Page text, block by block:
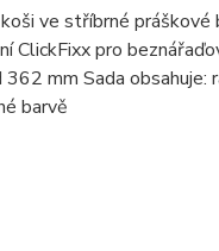
ve stříbrné
ClickFixx pro
mm Sada obsahuje:
barvě